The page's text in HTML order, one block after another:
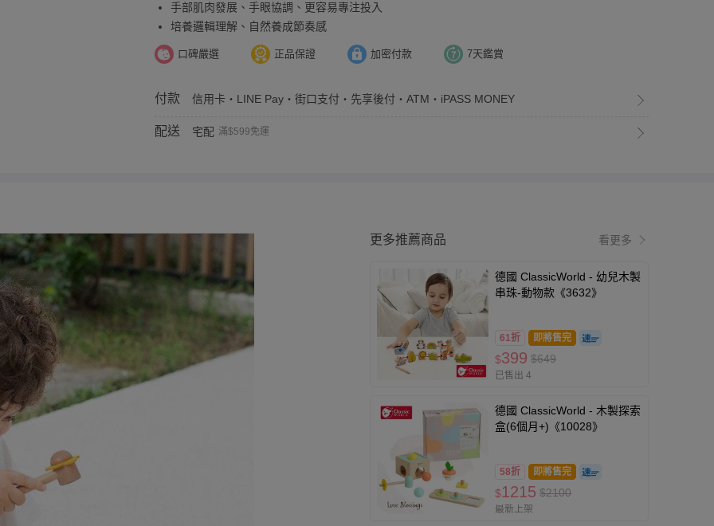
手部肌肉發展、手眼協調、更容易專注投入
培養邏輯理解、自然養成節奏感
口碑嚴選 正品保證 加密付款 7天鑑賞
付款 信用卡・LINE Pay・街口支付・先享後付・ATM・iPASS MONEY
配送 宅配 滿$599免運
更多推薦商品 看更多
德國 ClassicWorld - 幼兒木製
串珠-動物款《3632》
61折 即將售完
$399 $649
已售出 4
德國 ClassicWorld - 木製探索
盒(6個月+)《10028》
58折 即將售完
$1215 $2100
最新上架